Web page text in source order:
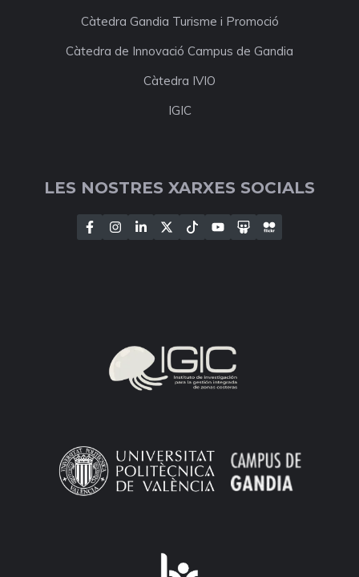
Càtedra Gandia Turisme i Promoció
Càtedra de Innovació Campus de Gandia
Càtedra IVIO
IGIC
LES NOSTRES XARXES SOCIALS